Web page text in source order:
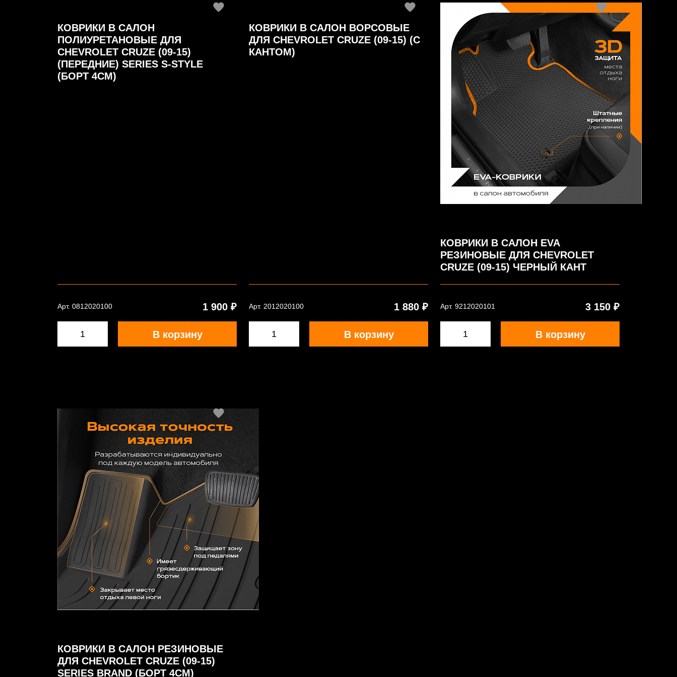
КОВРИКИ В САЛОН
ПОЛИУРЕТАНОВЫЕ ДЛЯ
CHEVROLET CRUZE (09-15)
(ПЕРЕДНИЕ) SERIES S-STYLE
(БОРТ 4СМ)
Арт. 0812020100 1 900 ₽
В корзину
КОВРИКИ В САЛОН ВОРСОВЫЕ
ДЛЯ CHEVROLET CRUZE (09-15) (С
КАНТОМ)
Арт. 2012020100 1 880 ₽
В корзину
КОВРИКИ В САЛОН EVA
РЕЗИНОВЫЕ ДЛЯ CHEVROLET
CRUZE (09-15) ЧЕРНЫЙ КАНТ
Арт. 9212020101 3 150 ₽
В корзину
КОВРИКИ В САЛОН РЕЗИНОВЫЕ
ДЛЯ CHEVROLET CRUZE (09-15)
SERIES BRAND (БОРТ 4СМ)